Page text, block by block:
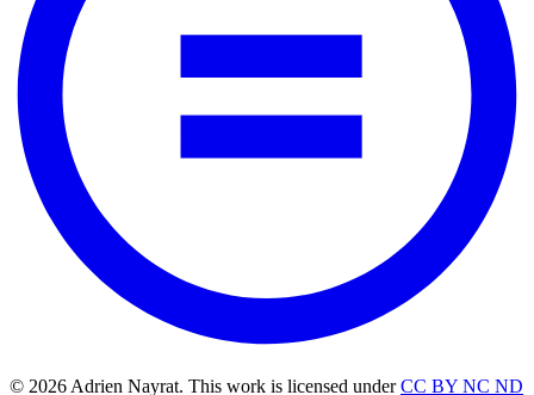
© 2026 Adrien Nayrat. This work is licensed underCC BY NC ND